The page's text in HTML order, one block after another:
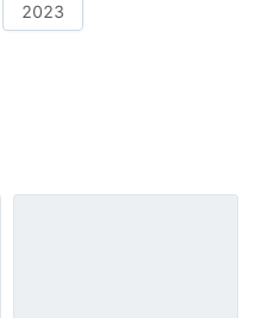
2023